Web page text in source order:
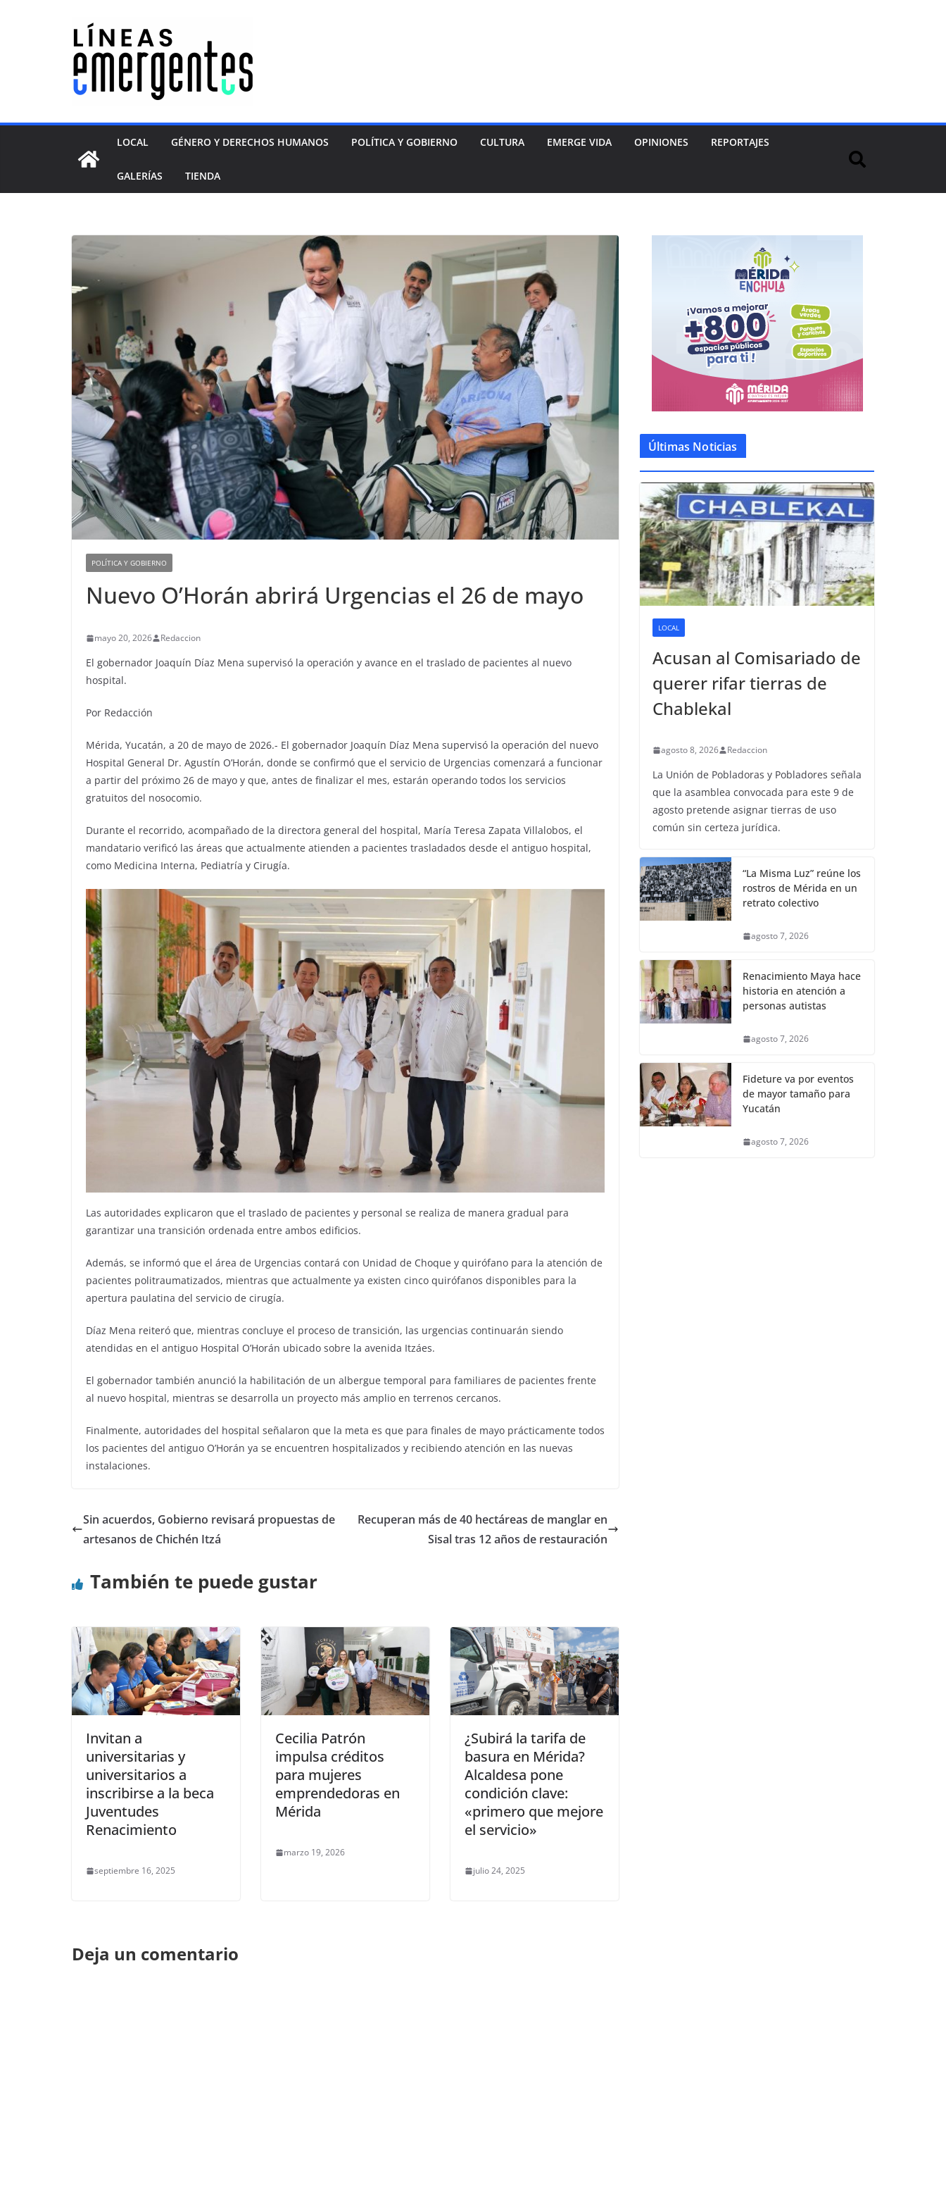
LOCAL GÉNERO Y DERECHOS HUMANOS POLÍTICA Y GOBIERNO CULTURA EMERGE VIDA OPINIONES REPORTAJES
GALERÍAS TIENDA
POLÍTICA Y GOBIERNO
Nuevo O’Horán abrirá Urgencias el 26 de mayo
mayo 20, 2026 Redaccion
El gobernador Joaquín Díaz Mena supervisó la operación y avance en el traslado de pacientes al nuevo
hospital.
Por Redacción
Mérida, Yucatán, a 20 de mayo de 2026.- El gobernador Joaquín Díaz Mena supervisó la operación del nuevo
Hospital General Dr. Agustín O’Horán, donde se confirmó que el servicio de Urgencias comenzará a funcionar
a partir del próximo 26 de mayo y que, antes de finalizar el mes, estarán operando todos los servicios
gratuitos del nosocomio.
Durante el recorrido, acompañado de la directora general del hospital, María Teresa Zapata Villalobos, el
mandatario verificó las áreas que actualmente atienden a pacientes trasladados desde el antiguo hospital,
como Medicina Interna, Pediatría y Cirugía.
Las autoridades explicaron que el traslado de pacientes y personal se realiza de manera gradual para
garantizar una transición ordenada entre ambos edificios.
Además, se informó que el área de Urgencias contará con Unidad de Choque y quirófano para la atención de
pacientes politraumatizados, mientras que actualmente ya existen cinco quirófanos disponibles para la
apertura paulatina del servicio de cirugía.
Díaz Mena reiteró que, mientras concluye el proceso de transición, las urgencias continuarán siendo
atendidas en el antiguo Hospital O’Horán ubicado sobre la avenida Itzáes.
El gobernador también anunció la habilitación de un albergue temporal para familiares de pacientes frente
al nuevo hospital, mientras se desarrolla un proyecto más amplio en terrenos cercanos.
Finalmente, autoridades del hospital señalaron que la meta es que para finales de mayo prácticamente todos
los pacientes del antiguo O’Horán ya se encuentren hospitalizados y recibiendo atención en las nuevas
instalaciones.
Sin acuerdos, Gobierno revisará propuestas de
artesanos de Chichén Itzá
Recuperan más de 40 hectáreas de manglar en
Sisal tras 12 años de restauración
También te puede gustar
Invitan a
universitarias y
universitarios a
inscribirse a la beca
Juventudes
Renacimiento
septiembre 16, 2025
Cecilia Patrón
impulsa créditos
para mujeres
emprendedoras en
Mérida
marzo 19, 2026
¿Subirá la tarifa de
basura en Mérida?
Alcaldesa pone
condición clave:
«primero que mejore
el servicio»
julio 24, 2025
Deja un comentario
Últimas Noticias
LOCAL
Acusan al Comisariado de
querer rifar tierras de
Chablekal
agosto 8, 2026 Redaccion
La Unión de Pobladoras y Pobladores señala
que la asamblea convocada para este 9 de
agosto pretende asignar tierras de uso
común sin certeza jurídica.
“La Misma Luz” reúne los
rostros de Mérida en un
retrato colectivo
agosto 7, 2026
Renacimiento Maya hace
historia en atención a
personas autistas
agosto 7, 2026
Fideture va por eventos
de mayor tamaño para
Yucatán
agosto 7, 2026